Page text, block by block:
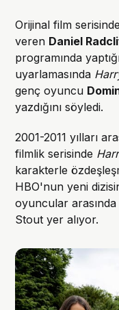
Orijinal film serisinde
veren Daniel
programında
uyarlamasında
genç oyuncu
yazdığını söyledi.
2001-2011 yılları
filmlik serisinde
karakterle
HBO'nun yeni
oyuncular
Stout yer alıyor.